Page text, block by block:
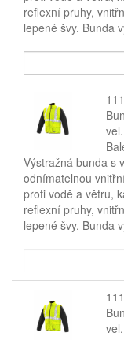
reflexní pruhy,
lepené švy. Bunda
Výstražná bunda s
odnímatelnou
proti vodě a větru,
reflexní pruhy,
lepené švy. Bunda